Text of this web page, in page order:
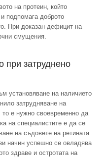
на протеин, който
подпомага доброто
При доказан дефицит на
смущения.
при затруднено
установяване на наличието
затрудняване на
то е нужно своевременно да
на специалистите е да се
на съдовете на ретината
начин успешно се овладява
здраве и остротата на